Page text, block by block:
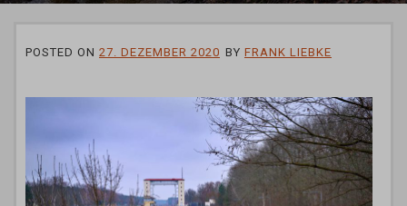
POSTED ON 27. DEZEMBER 2020 BY FRANK LIEBKE